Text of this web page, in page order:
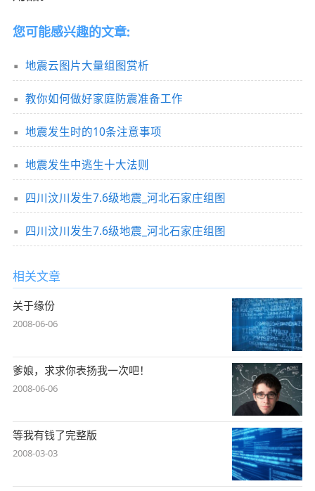
您可能感兴趣的文章:
地震云图片大量组图赏析
教你如何做好家庭防震准备工作
地震发生时的10条注意事项
地震发生中逃生十大法则
四川汶川发生7.6级地震_河北石家庄组图
四川汶川发生7.6级地震_河北石家庄组图
相关文章
关于缘份
2008-06-06
爹娘，求求你表扬我一次吧！
2008-06-06
等我有钱了完整版
2008-03-03